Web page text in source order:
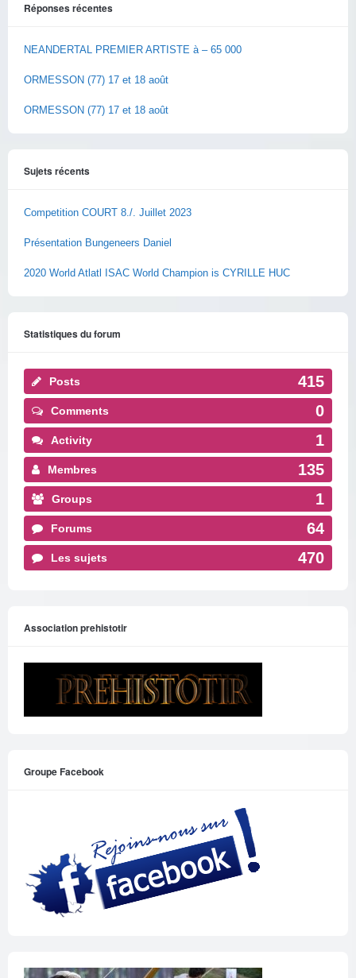
Réponses récentes
NEANDERTAL PREMIER ARTISTE à – 65 000
ORMESSON (77) 17 et 18 août
ORMESSON (77) 17 et 18 août
Sujets récents
Competition COURT 8./. Juillet 2023
Présentation Bungeneers Daniel
2020 World Atlatl ISAC World Champion is CYRILLE HUC
Statistiques du forum
Posts 415
Comments 0
Activity 1
Membres 135
Groups 1
Forums 64
Les sujets 470
Association prehistotir
Groupe Facebook